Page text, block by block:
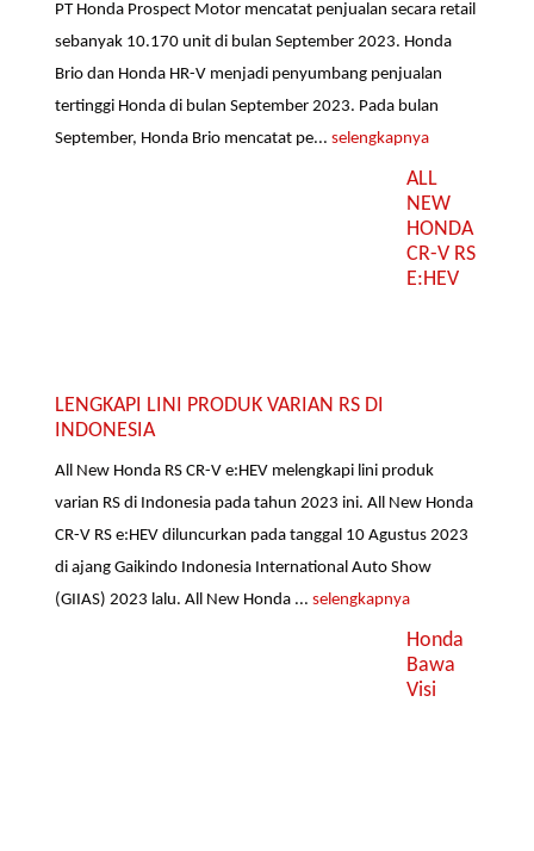
PT Honda Prospect Motor mencatat penjualan secara retail
sebanyak 10.170 unit di bulan September 2023. Honda
Brio dan Honda HR-V menjadi penyumbang penjualan
tertinggi Honda di bulan September 2023. Pada bulan
September, Honda Brio mencatat pe...selengkapnya
ALL
NEW
HONDA
CR-V RS
E:HEV
LENGKAPI LINI PRODUK VARIAN RS DI
INDONESIA
All New Honda RS CR-V e:HEV melengkapi lini produk
varian RS di Indonesia pada tahun 2023 ini. All New Honda
CR-V RS e:HEV diluncurkan pada tanggal 10 Agustus 2023
di ajang Gaikindo Indonesia International Auto Show
(GIIAS) 2023 lalu. All New Honda ...selengkapnya
Honda
Bawa
Visi